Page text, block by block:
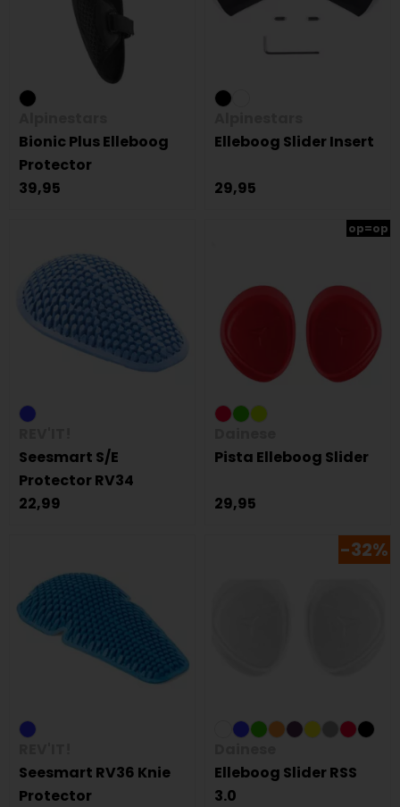
Bionic Plus Elleboog
Protector
39,95
Elleboog Slider Insert
29,95
Seesmart S/E
Protector RV34
22,99
op=op
Pista Elleboog Slider
29,95
Seesmart RV36 Knie
Protector
-32%
Elleboog Slider RSS
3.0